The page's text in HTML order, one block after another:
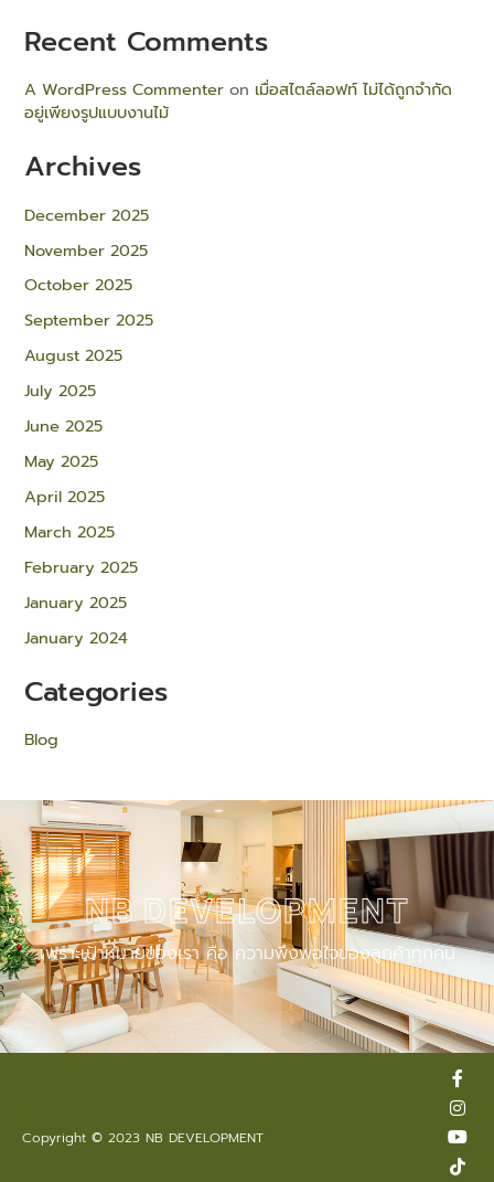
Recent Comments
A WordPress Commenter on เมื่อสไตล์ลอฟท์ ไม่ได้ถูกจำกัด
อยู่เพียงรูปแบบงานไม้
Archives
December 2025
November 2025
October 2025
September 2025
August 2025
July 2025
June 2025
May 2025
April 2025
March 2025
February 2025
January 2025
January 2024
Categories
Blog
NB DEVELOPMENT
เพราะเป้าหมายของเรา คือ ความพึงพอใจของลูกค้าทุกคน
Copyright © 2023 NB DEVELOPMENT
F
a
c
e
b
o
I
n
s
t
a
g
Y
o
u
t
u
b
T
i
k
t
o
k
L
i
n
e